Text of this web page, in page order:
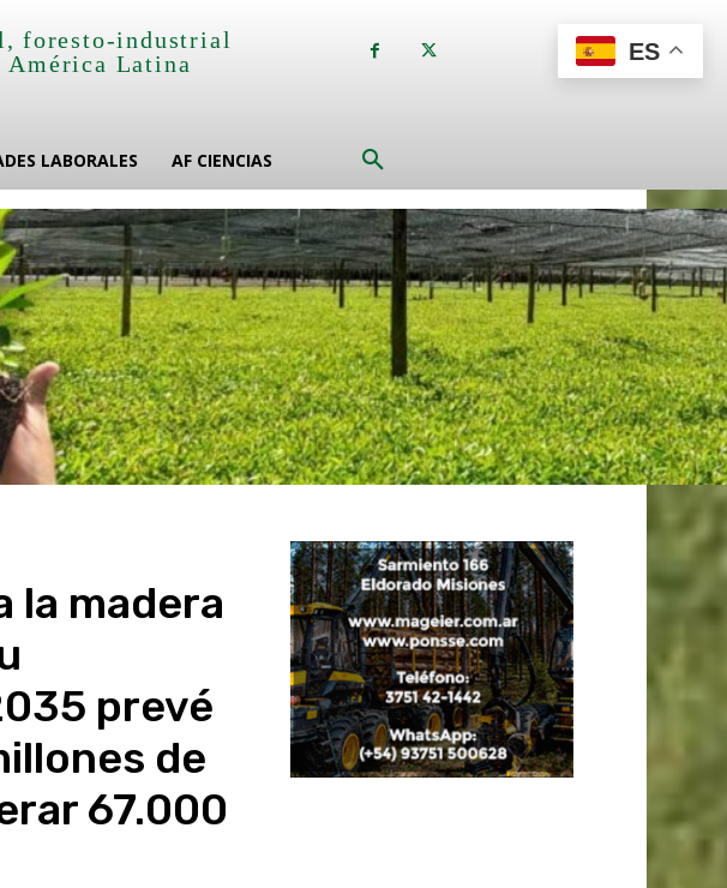
foresto-industrial
América Latina
LABORALES AF CIENCIAS
la madera
prevé
de
67.000
ES